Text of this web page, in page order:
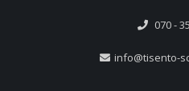
070 -
info@tisento-